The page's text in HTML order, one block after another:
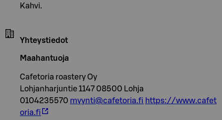
Kahvi.
Yhteystiedot
Maahantuoja
Cafetoria roastery Oy
Lohjanharjuntie 1147 08500 Lohja
0104235570 myynti@cafetoria.fi https://www.cafet
oria.fi